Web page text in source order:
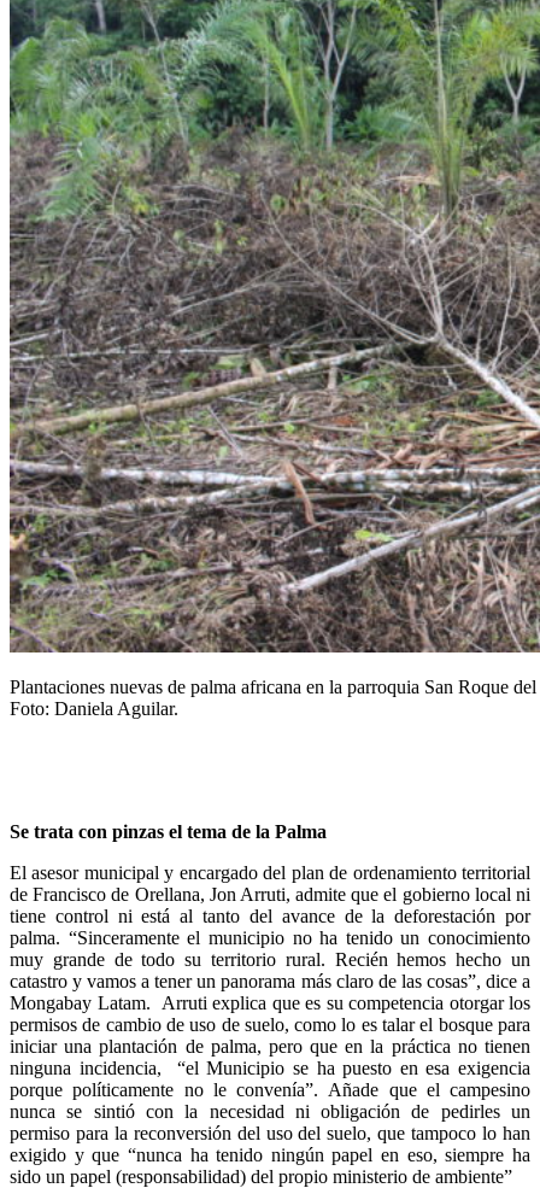
Plantaciones nuevas de palma africana en la parroquia San Roque
Foto: Daniela Aguilar.
Se trata con pinzas el tema de la Palma
El asesor municipal y encargado del plan de ordenamiento territorial
de Francisco de Orellana, Jon Arruti, admite que el gobierno local ni
tiene control ni está al tanto del avance de la deforestación por
palma. “Sinceramente el municipio no ha tenido un conocimiento
muy grande de todo su territorio rural. Recién hemos hecho un
catastro y vamos a tener un panorama más claro de las cosas”, dice a
Mongabay Latam. Arruti explica que es su competencia otorgar los
permisos de cambio de uso de suelo, como lo es talar el bosque para
iniciar una plantación de palma, pero que en la práctica no tienen
ninguna incidencia, “el Municipio se ha puesto en esa exigencia
porque políticamente no le convenía”. Añade que el campesino
nunca se sintió con la necesidad ni obligación de pedirles un
permiso para la reconversión del uso del suelo, que tampoco lo han
exigido y que “nunca ha tenido ningún papel en eso, siempre ha
sido un papel (responsabilidad) del propio ministerio de ambiente”